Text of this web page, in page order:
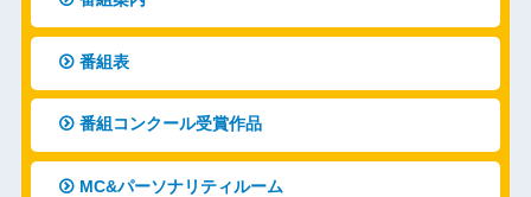
番組表
番組コンクール受賞作品
MC&パーソナリティルーム